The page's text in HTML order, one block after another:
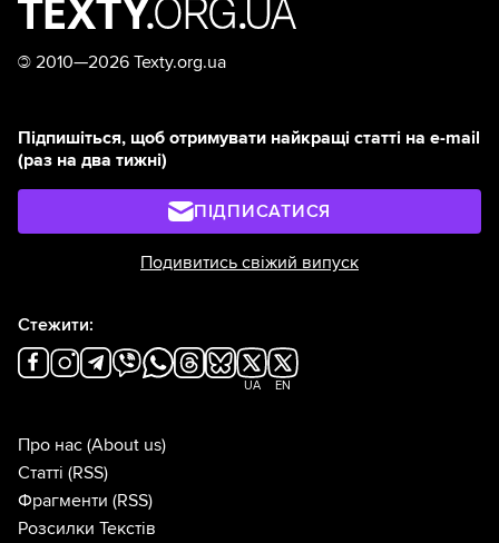
© 2010—2026 Texty.org.ua
Підпишіться, щоб отримувати найкращі статті на e-mail
(раз на два тижні)
ПІДПИСАТИСЯ
Подивитись свіжий випуск
Стежити:
UA EN
Про нас (About us)
Статті (RSS)
Фрагменти (RSS)
Розсилки Текстів